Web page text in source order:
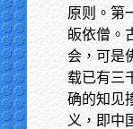
原则。第
皈依僧。
会，可是
载已有三
确的知见
义，即中